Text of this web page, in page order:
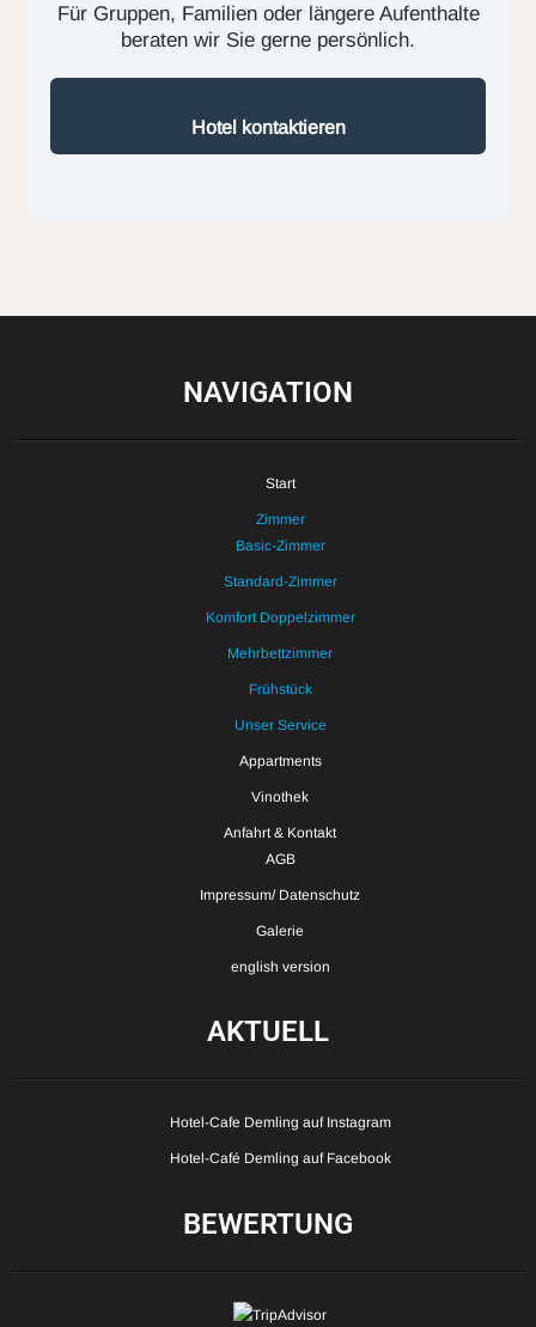
Für Gruppen, Familien oder längere Aufenthalte
beraten wir Sie gerne persönlich.
Hotel kontaktieren
NAVIGATION
Start
Zimmer
Basic-Zimmer
Standard-Zimmer
Komfort Doppelzimmer
Mehrbettzimmer
Frühstück
Unser Service
Appartments
Vinothek
Anfahrt & Kontakt
AGB
Impressum/ Datenschutz
Galerie
english version
AKTUELL
Hotel-Cafe Demling auf Instagram
Hotel-Café Demling auf Facebook
BEWERTUNG